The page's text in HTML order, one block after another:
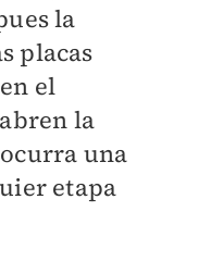
la
placas
el
la
una
etapa